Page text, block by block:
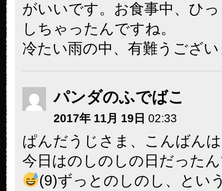
がいいです。お食事中、ひ
しちゃったんですね。
冷たい雨の中、有難うござ
パンダのふでばこ
2017年 11月 19日 02:33
ぱんだうじさま、こんばんは
今日はのしのしの日だった
(9)ずっとのしのし、とい